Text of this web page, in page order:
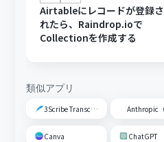
Airtableにレコードが登録さ
れたら、Raindrop.ioで
Collectionを作成する
類似アプリ
3Scribe Transcription
Canva ChatGPT